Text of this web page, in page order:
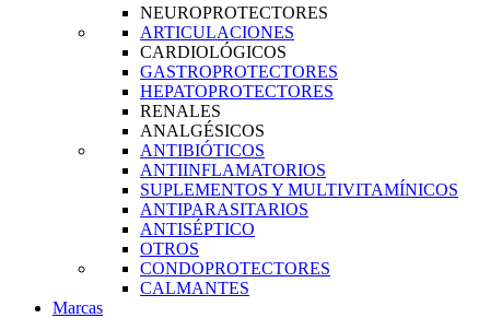
NEUROPROTECTORES
ARTICULACIONES
CARDIOLÓGICOS
GASTROPROTECTORES
HEPATOPROTECTORES
RENALES
ANALGÉSICOS
ANTIBIÓTICOS
ANTIINFLAMATORIOS
SUPLEMENTOS Y MULTIVITAMÍNICOS
ANTIPARASITARIOS
ANTISÉPTICO
OTROS
CONDOPROTECTORES
CALMANTES
Marcas